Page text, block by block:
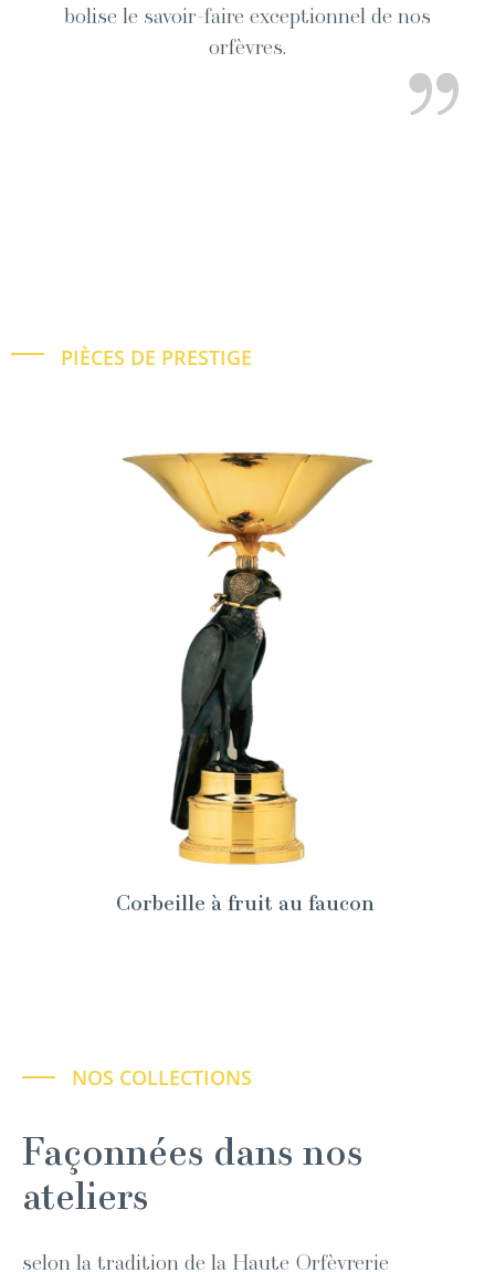
bol­ise le savoir-faire excep­tion­nel de nos
orfèvres.
”
PIÈCES DE PRESTIGE
Corbeille à fruit au faucon
NOS COLLECTIONS
Façonnées dans nos
ateliers
selon la tradition de la Haute Orfèvrerie